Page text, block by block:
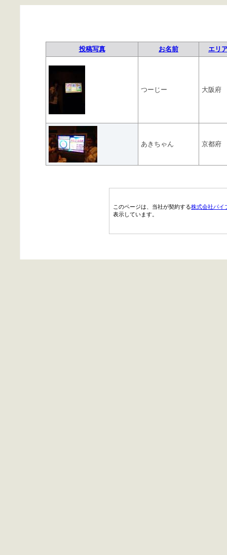
投稿写真 お名前 エリ
つーじー 大阪府
あきちゃん 京都府
このページは、当社が契約する株式会社パイ
表示しています。